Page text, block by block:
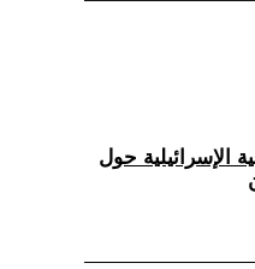
الإسرائيلية حول